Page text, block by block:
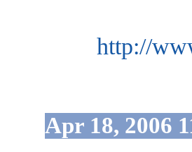
http://
Apr 18, 2006